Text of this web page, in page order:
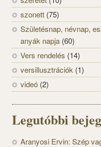
szonett (75)
Születésnap, névnap,
anyák napja (60)
Vers rendelés (14)
versillusztrációk (1)
videó (2)
Legutóbbi
Aranyosi Ervin: Szép